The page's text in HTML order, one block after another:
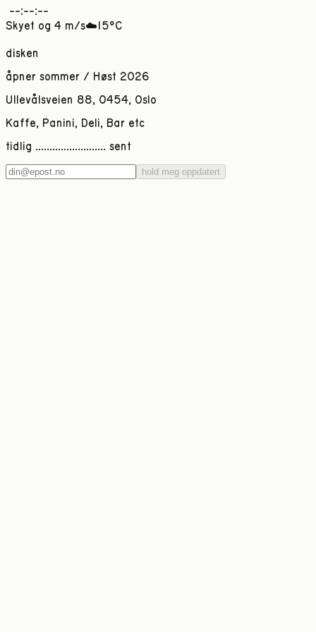
--:--:--
Skyet og 4 m/s☁️ 15°C
disken
åpner sommer / Høst 2026
Ullevålsveien 88, 0454, Oslo
Kaffe, Panini, Deli, Bar etc
tidlig ......................... sent
hold meg oppdatert